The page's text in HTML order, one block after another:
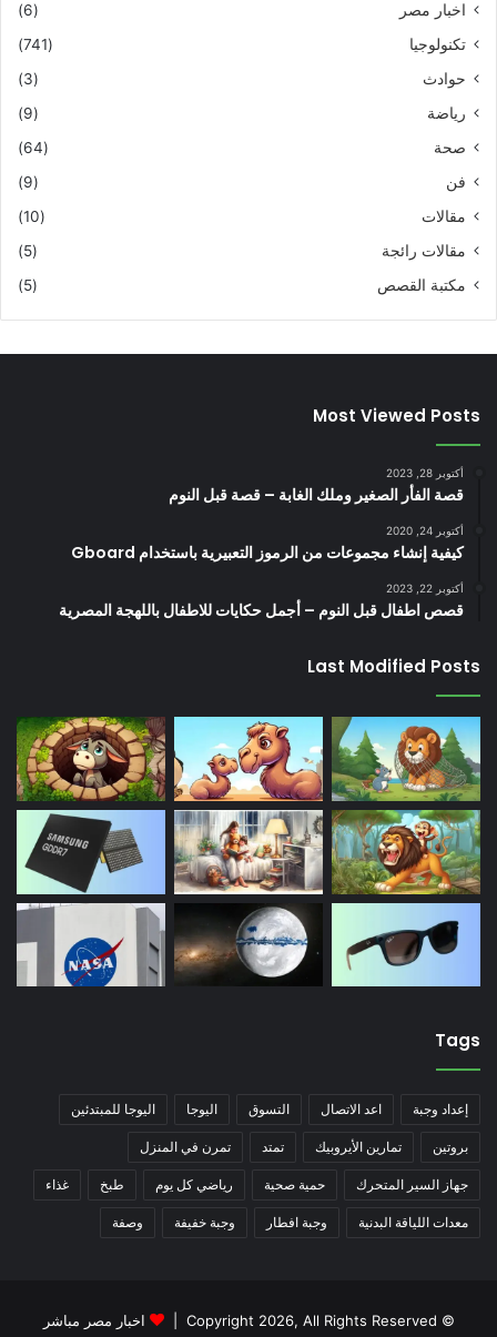
اخبار مصر
(6)
تكنولوجيا
(741)
حوادث
(3)
رياضة
(9)
صحة
(64)
فن
(9)
مقالات
(10)
مقالات رائجة
(5)
مكتبة القصص
(5)
Most Viewed Posts
أكتوبر 28, 2023
قصة الفأر الصغير وملك الغابة – قصة قبل النوم
أكتوبر 24, 2020
كيفية إنشاء مجموعات من الرموز التعبيرية باستخدام Gboard
أكتوبر 22, 2023
قصص اطفال قبل النوم – أجمل حكايات للاطفال باللهجة المصرية
Last Modified Posts
Tags
إعداد وجبة اعد الاتصال التسوق اليوجا اليوجا للمبتدئين
بروتين تمارين الأيروبيك تمتد تمرن في المنزل
جهاز السير المتحرك حمية صحية رياضي كل يوم طبخ غذاء
معدات اللياقة البدنية وجبة افطار وجبة خفيفة وصفة
© Copyright 2026, All Rights Reserved | اخبار مصر مباشر